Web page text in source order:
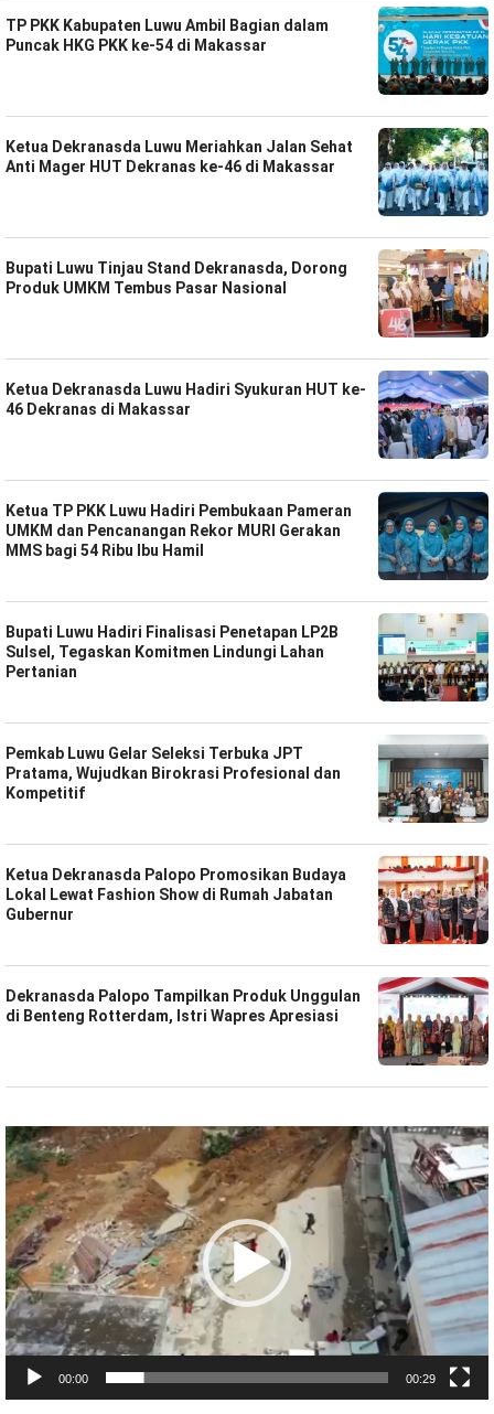
TP PKK Kabupaten Luwu Ambil Bagian dalam
Puncak HKG PKK ke-54 di Makassar
Ketua Dekranasda Luwu Meriahkan Jalan Sehat
Anti Mager HUT Dekranas ke-46 di Makassar
Bupati Luwu Tinjau Stand Dekranasda, Dorong
Produk UMKM Tembus Pasar Nasional
Ketua Dekranasda Luwu Hadiri Syukuran HUT ke-
46 Dekranas di Makassar
Ketua TP PKK Luwu Hadiri Pembukaan Pameran
UMKM dan Pencanangan Rekor MURI Gerakan
MMS bagi 54 Ribu Ibu Hamil
Bupati Luwu Hadiri Finalisasi Penetapan LP2B
Sulsel, Tegaskan Komitmen Lindungi Lahan
Pertanian
Pemkab Luwu Gelar Seleksi Terbuka JPT
Pratama, Wujudkan Birokrasi Profesional dan
Kompetitif
Ketua Dekranasda Palopo Promosikan Budaya
Lokal Lewat Fashion Show di Rumah Jabatan
Gubernur
Dekranasda Palopo Tampilkan Produk Unggulan
di Benteng Rotterdam, Istri Wapres Apresiasi
Pemutar
Video
00:00 00:29